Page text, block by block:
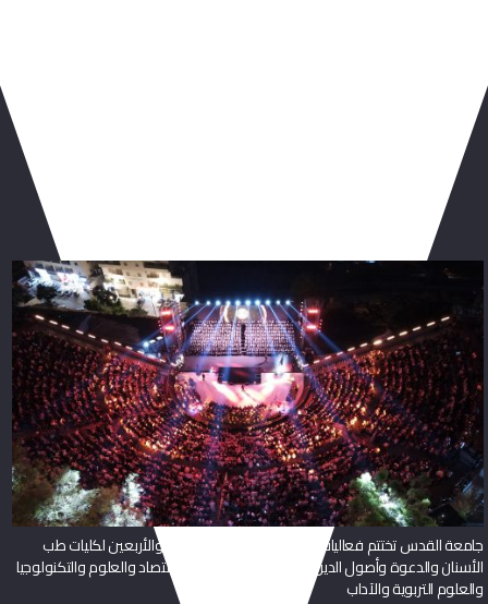
جامعة القدس تختتم فعاليات حفل تخريج الفوج الخامس والأربعين لكليات طب
الأسنان والدعوة وأصول الدين والحقوق والأعمال والاقتصاد والعلوم والتكنولوجيا
والعلوم التربوية والآداب